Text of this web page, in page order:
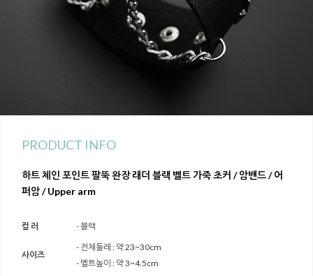
PRODUCT INFO
하트 체인 포인트 팔뚝 완장 래더 블랙 벨트 가죽 초커 / 암밴드 / 어
퍼암 / Upper arm
컬 러 - 블랙
사이즈
- 전체둘레 : 약 23~30cm
- 벨트높이 : 약 3~4.5cm